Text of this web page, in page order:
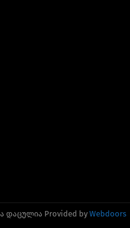
დაცულია Provided by Webdoors